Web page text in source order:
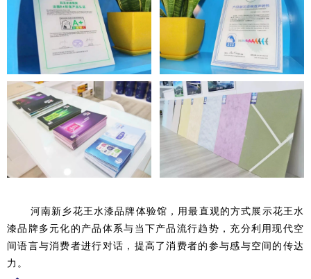
河南新乡花王水漆品牌体验馆，用最直观的方式展示花王水
漆品牌多元化的产品体系与当下产品流行趋势，充分利用现代空
间语言与消费者进行对话，提高了消费者的参与感与空间的传达
力。